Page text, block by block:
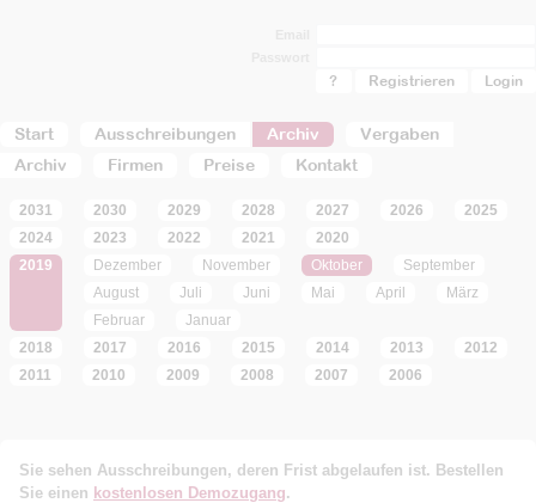
Start Ausschreibungen Archiv
Vergaben
Archiv
Firmen Preise Kontakt
? Registrieren
2031 2030 2029 2028 2027 2026
2025
2024
2023 2022 2021
2020
2019
Dezember November Oktober
September
August
Juli Juni Mai April
März
Februar
Januar
2018
2017 2016 2015 2014 2013
2012
2011
2010 2009 2008 2007 2006
Sie sehen Ausschreibungen, deren Frist abgelaufen ist. Bestellen
Sie einen kostenlosen Demozugang.